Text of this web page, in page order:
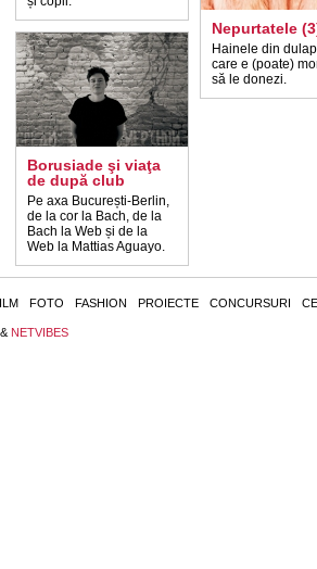
Borusiade şi viaţa
de după club
Pe axa București-Berlin,
de la cor la Bach, de la
Bach la Web și de la
Web la Mattias Aguayo.
Nepurtatele
Hainele din
care e (poate)
să le donezi.
FOTO FASHION PROIECTE CONCURSURI
& NETVIBES